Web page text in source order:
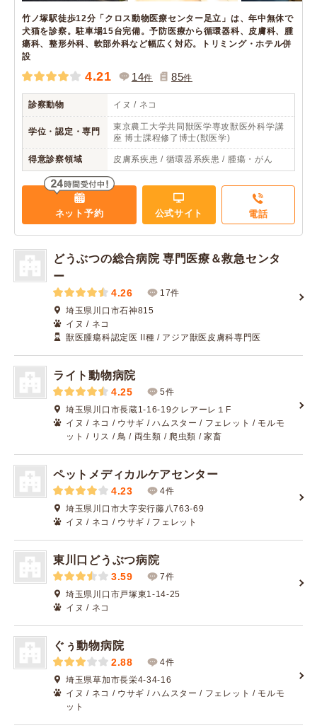
竹ノ塚駅徒歩12分「クロス動物医療センター足立」は、年中無休で
犬猫を診察。駐車場15台完備。予防医療から循環器科、皮膚科、腫
瘍科、整形外科、軟部外科など幅広く対応。トリミング・ホテル併
設
4.21 14件 85件
診察動物 イヌ / ネコ
学位・認定・専門
東京農工大学共同獣医学専攻獣医外科学講
座 博士課程修了博士(獣医学)
得意診察領域 皮膚系疾患 / 循環器系疾患 / 腫瘍・がん
ネット予約 公式サイト 電話
どうぶつの総合病院 専門医療＆救急センタ
ー
4.26
17件
埼玉県川口市石神815
イヌ / ネコ
獣医腫瘍科認定医 II種 / アジア獣医皮膚科専門医
ライト動物病院
4.25
5件
埼玉県川口市長蔵1-16-19クレアーレ１F
イヌ / ネコ / ウサギ / ハムスター / フェレット / モルモ
ット / リス / 鳥 / 両生類 / 爬虫類 / 家畜
ペットメディカルケアセンター
4.23
4件
埼玉県川口市大字安行藤八763-69
イヌ / ネコ / ウサギ / フェレット
東川口どうぶつ病院
3.59
7件
埼玉県川口市戸塚東1-14-25
イヌ / ネコ
ぐぅ動物病院
2.88
4件
埼玉県草加市長栄4-34-16
イヌ / ネコ / ウサギ / ハムスター / フェレット / モルモ
ット